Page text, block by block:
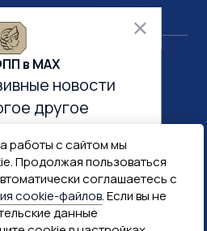
работы с сайтом мы
Продолжая пользоваться
соглашаетесь с
cookie-файлов. Если вы не
данные
Госключ
в МАХ
новости
другое